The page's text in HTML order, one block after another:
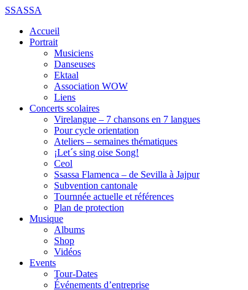
SSASSA
Accueil
Portrait
Musiciens
Danseuses
Ektaal
Association WOW
Liens
Concerts scolaires
Virelangue – 7 chansons en 7 langues
Pour cycle orientation
Ateliers – semaines thématiques
¡Let´s sing oise Song!
Ceol
Ssassa Flamenca – de Sevilla à Jajpur
Subvention cantonale
Tournnée actuelle et références
Plan de protection
Musique
Albums
Shop
Vidéos
Events
Tour-Dates
Événements d’entreprise